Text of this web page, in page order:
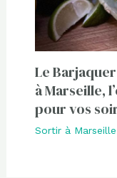
Le
à Marseille,
pour vos
Sortir à Marseille